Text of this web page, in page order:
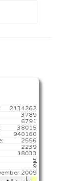
2134262
3789
6791
38015
940160
2556️
2239
18033️
5
9
2009